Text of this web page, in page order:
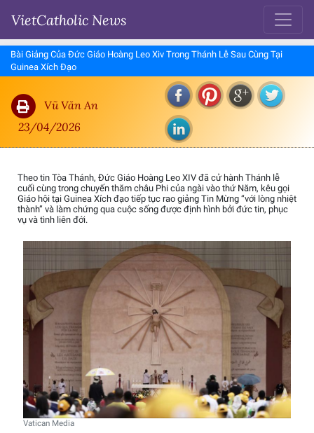
VietCatholic News
Bài Giảng Của Đức Giáo Hoàng Leo Xiv Trong Thánh Lễ Sau Cùng Tại
Guinea Xích Đạo
Vũ Văn An
23/04/2026
Theo tin Tòa Thánh, Đức Giáo Hoàng Leo XIV đã cử hành Thánh lễ
cuối cùng trong chuyến thăm châu Phi của ngài vào thứ Năm, kêu gọi
Giáo hội tại Guinea Xích đạo tiếp tục rao giảng Tin Mừng “với lòng nhiệt
thành” và làm chứng qua cuộc sống được định hình bởi đức tin, phục
vụ và tình liên đới.
Vatican Media